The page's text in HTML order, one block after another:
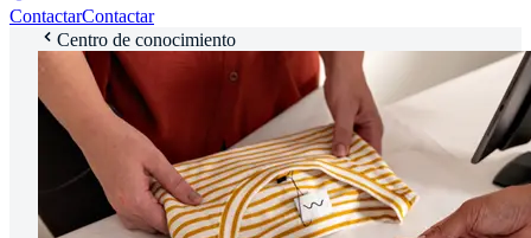
ContactarContactar
Centro de conocimiento